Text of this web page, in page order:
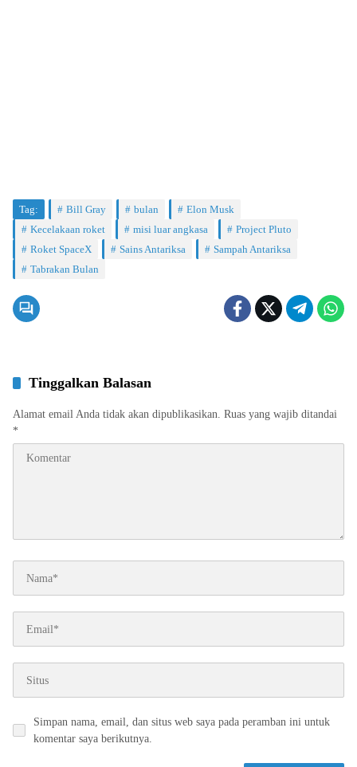
Tag: Bill Gray bulan
Elon Musk
Kecelakaan roket
misi luar angkasa
Project Pluto
Roket SpaceX
Sains Antariksa
Sampah Antariksa
Tabrakan Bulan
Tinggalkan Balasan
Alamat email Anda tidak akan dipublikasikan. Ruas yang wajib ditandai
*
Simpan nama, email, dan situs web saya pada peramban ini untuk
komentar saya berikutnya.